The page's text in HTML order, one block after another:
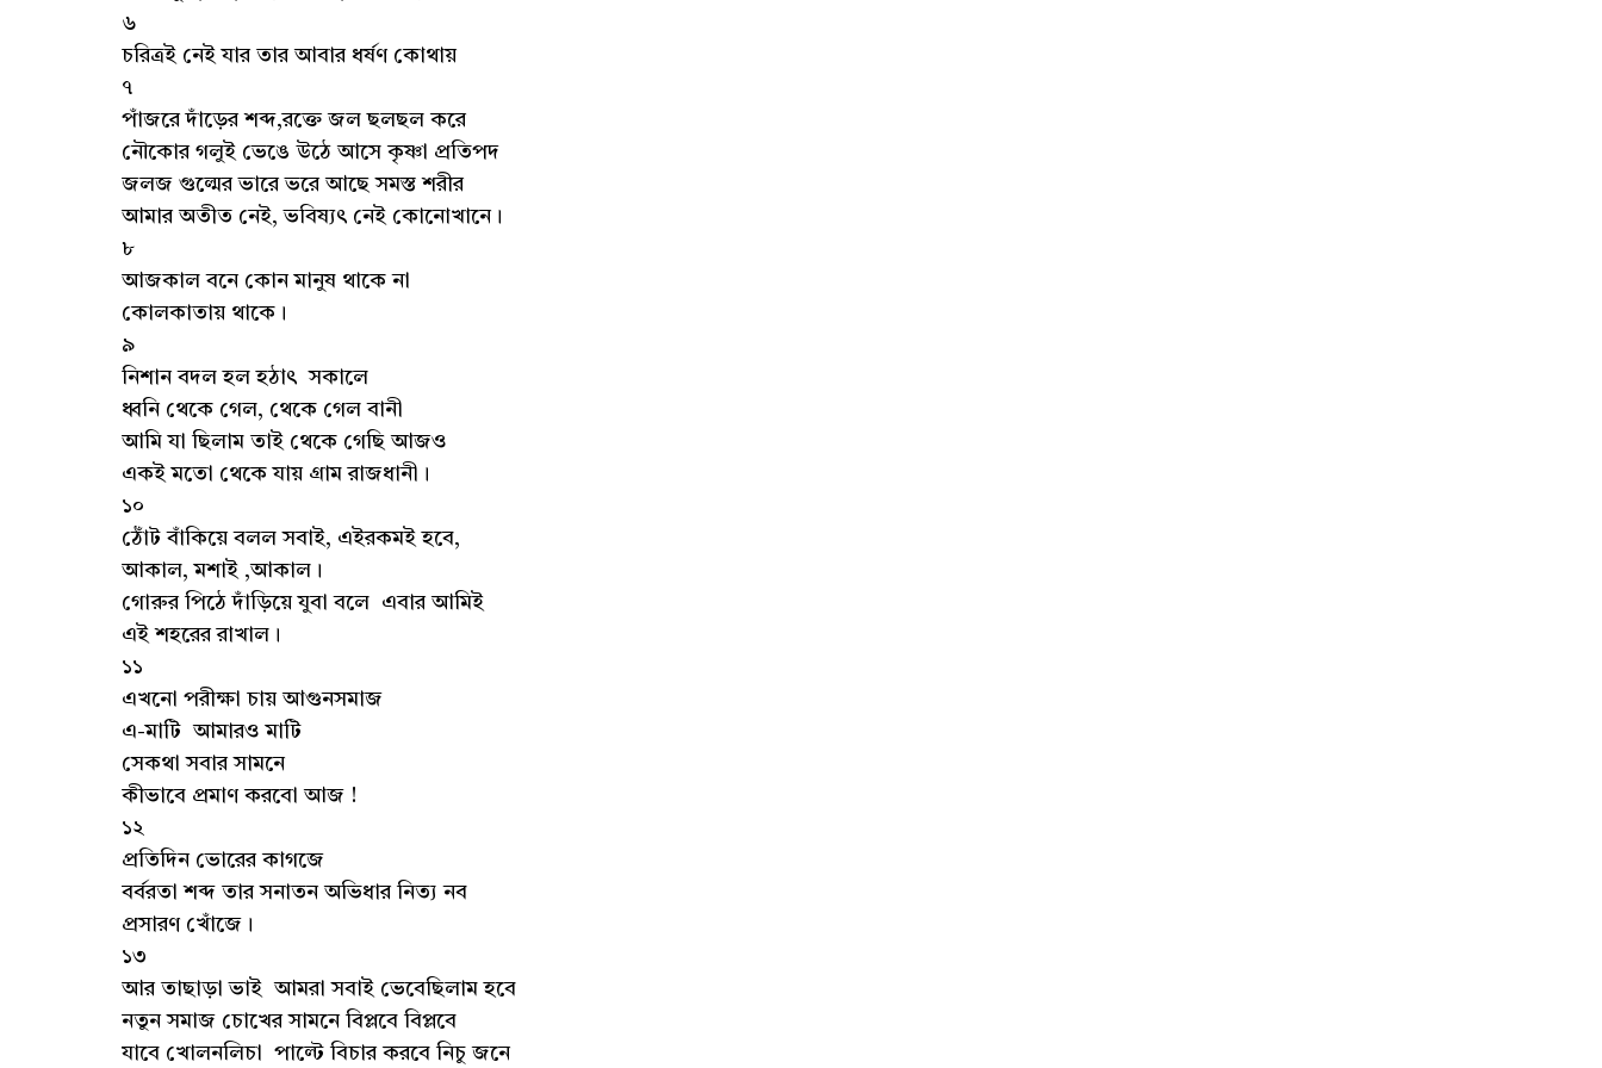
৬
চরিত্রই নেই যার তার আবার ধর্ষণ কোথায়
৭
পাঁজরে দাঁড়ের শব্দ,রক্তে জল ছলছল করে
নৌকোর গলুই ভেঙে উঠে আসে কৃষ্ণা প্রতিপদ
জলজ গুল্মের ভারে ভরে আছে সমস্ত শরীর
আমার অতীত নেই, ভবিষ্যৎ নেই কোনোখানে।
৮
আজকাল বনে কোন মানুষ থাকে না
কোলকাতায় থাকে।
৯
নিশান বদল হল হঠাৎ সকালে
ধ্বনি থেকে গেল, থেকে গেল বানী
আমি যা ছিলাম তাই থেকে গেছি আজও
একই মতো থেকে যায় গ্রাম রাজধানী।
১০
ঠোঁট বাঁকিয়ে বলল সবাই, এইরকমই হবে,
আকাল, মশাই ,আকাল।
গোরুর পিঠে দাঁড়িয়ে যুবা বলে এবার আমিই
এই শহরের রাখাল।
১১
এখনো পরীক্ষা চায় আগুনসমাজ
এ-মাটি আমারও মাটি
সেকথা সবার সামনে
কীভাবে প্রমাণ করবো আজ !
১২
প্রতিদিন ভোরের কাগজে
বর্বরতা শব্দ তার সনাতন অভিধার নিত্য নব
প্রসারণ খোঁজে।
১৩
আর তাছাড়া ভাই আমরা সবাই ভেবেছিলাম হবে
নতুন সমাজ চোখের সামনে বিপ্লবে বিপ্লবে
যাবে খোলনলিচা পাল্টে বিচার করবে নিচু জনে